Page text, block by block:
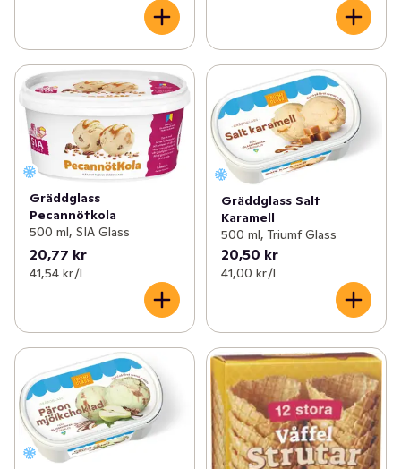
Gräddglass
Pecannötkola
500 ml, SIA Glass
20,77 kr
41,54 kr /l
Gräddglass Salt
Karamell
500 ml, Triumf Glass
20,50 kr
41,00 kr /l